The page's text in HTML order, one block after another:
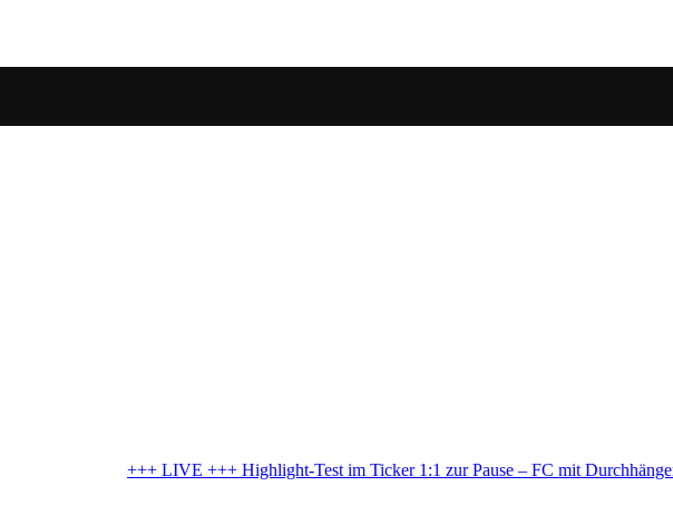
1:1 zur Pause – FC mit Durchhänger nach Eigentor